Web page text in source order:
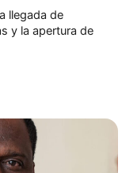
llegada de
y la apertura de